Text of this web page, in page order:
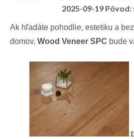
2025-09-19 Pôvod:
Ak hľadáte pohodlie, estetiku a
domov, Wood Veneer SPC bude